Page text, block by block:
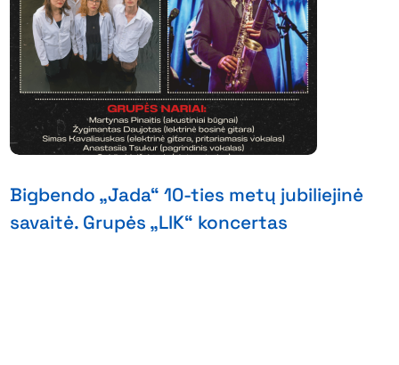
Bigbendo „Jada“ 10-ties metų jubiliejinė
savaitė. Grupės „LIK“ koncertas